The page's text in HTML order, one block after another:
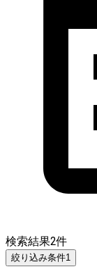
検索結果2件
絞り込み条件1